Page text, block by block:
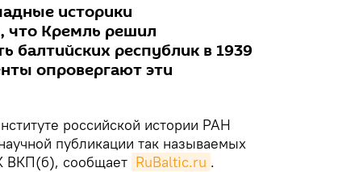
историки
что Кремль решил
балтийских республик в 1939
опровергают эти
российской истории РАН
публикации так называемых
ВКП(б), сообщает RuBaltic.ru .